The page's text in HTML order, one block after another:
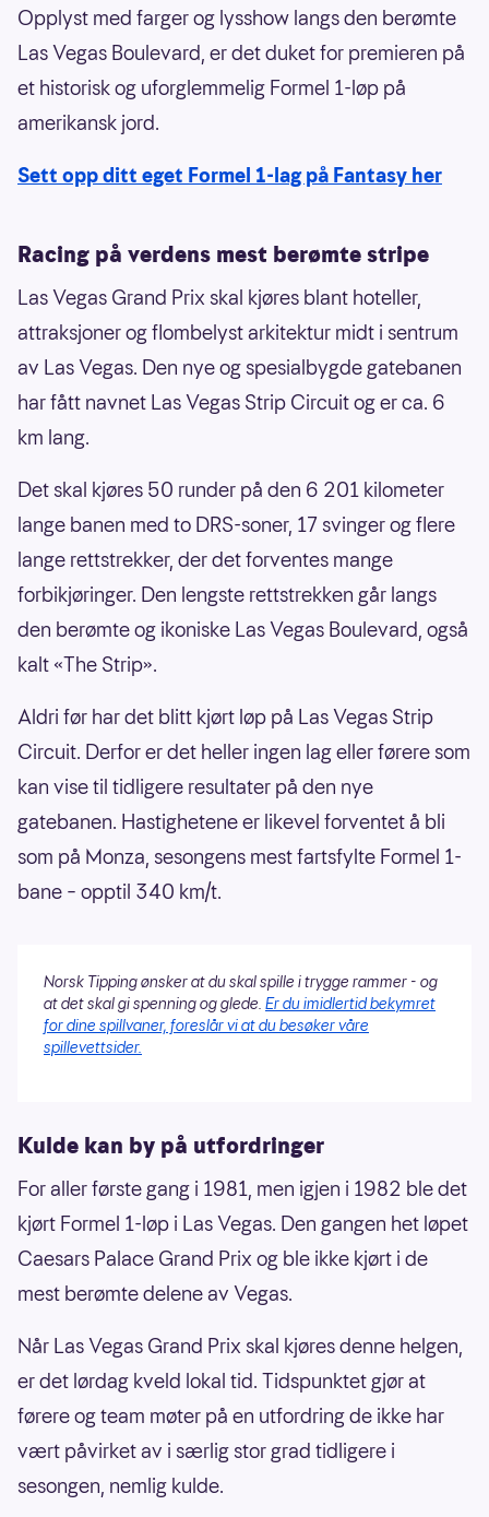
Opplyst med farger og lysshow langs den berømte
Las Vegas Boulevard, er det duket for premieren på
et historisk og uforglemmelig Formel 1-løp på
amerikansk jord.
Sett opp ditt eget Formel 1-lag på Fantasy her
Racing på verdens mest berømte stripe
Las Vegas Grand Prix skal kjøres blant hoteller,
attraksjoner og flombelyst arkitektur midt i sentrum
av Las Vegas. Den nye og spesialbygde gatebanen
har fått navnet Las Vegas Strip Circuit og er ca. 6
km lang.
Det skal kjøres 50 runder på den 6 201 kilometer
lange banen med to DRS-soner, 17 svinger og flere
lange rettstrekker, der det forventes mange
forbikjøringer. Den lengste rettstrekken går langs
den berømte og ikoniske Las Vegas Boulevard, også
kalt «The Strip».
Aldri før har det blitt kjørt løp på Las Vegas Strip
Circuit. Derfor er det heller ingen lag eller førere som
kan vise til tidligere resultater på den nye
gatebanen. Hastighetene er likevel forventet å bli
som på Monza, sesongens mest fartsfylte Formel 1-
bane – opptil 340 km/t.
Norsk Tipping ønsker at du skal spille i trygge rammer - og
at det skal gi spenning og glede. Er du imidlertid bekymret
for dine spillvaner, foreslår vi at du besøker våre
spillevettsider.
Kulde kan by på utfordringer
For aller første gang i 1981, men igjen i 1982 ble det
kjørt Formel 1-løp i Las Vegas. Den gangen het løpet
Caesars Palace Grand Prix og ble ikke kjørt i de
mest berømte delene av Vegas.
Når Las Vegas Grand Prix skal kjøres denne helgen,
er det lørdag kveld lokal tid. Tidspunktet gjør at
førere og team møter på en utfordring de ikke har
vært påvirket av i særlig stor grad tidligere i
sesongen, nemlig kulde.